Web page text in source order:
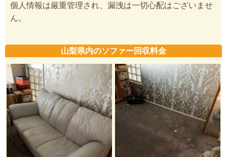
個人情報は厳重管理され、漏洩は一切心配はございませ
ん。
山梨県内のソファー回収料金